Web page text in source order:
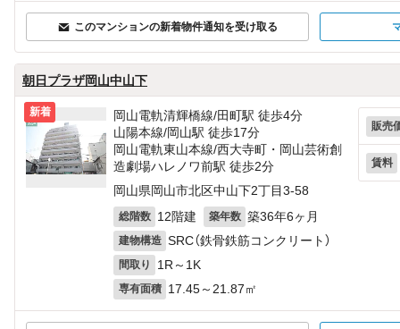
このマンションの新着物件通知を受け取る
朝日プラザ岡山中山下
新着
岡山電軌清輝橋線/田町駅 徒歩4分
山陽本線/岡山駅 徒歩17分
岡山電軌東山本線/西大寺町・岡山芸術創
造劇場ハレノワ前駅 徒歩2分
岡山県岡山市北区中山下2丁目3-58
総階数 12階建 築年数 築36年6ヶ月
建物構造 SRC（鉄骨鉄筋コンクリート）
間取り 1R～1K
専有面積 17.45～21.87㎡
販売
賃料